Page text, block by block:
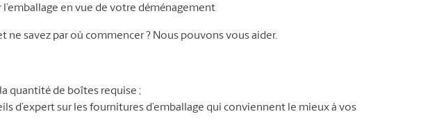
l’emballage en vue de votre déménagement
ne savez par où commencer ? Nous pouvons vous aider.
quantité de boîtes requise ;
d’expert sur les fournitures d’emballage qui conviennent le mieux à vos